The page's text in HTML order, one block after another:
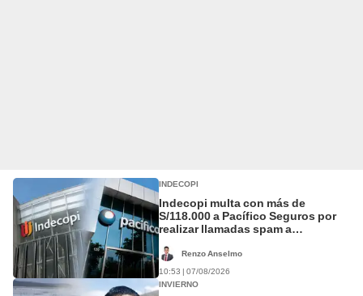
INDECOPI
Indecopi multa con más de
S/118.000 a Pacífico Seguros por
realizar llamadas spam a
Renzo Anselmo
10:53 | 07/08/2026
INVIERNO